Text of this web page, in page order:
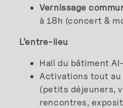
Vernissage
à 18h (concert &
L’entre-lieu
Hall du bâtiment
Activations tout au
(petits déjeuners,
rencontres,